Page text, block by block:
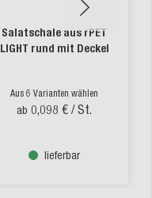
Salatschale aus rPET
LIGHT rund mit Deckel
Aus 6 Varianten wählen
ab 0,098 € / St.
lieferbar